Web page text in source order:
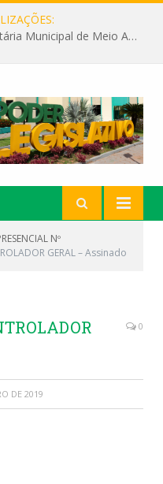
Câmara recebe palestra da Secretária Municipal de Meio Ambiente sobre as ações da “SEMANA DO MEIO AMBIENTE”
Nº
GERAL – Assinado
0
DE 2019